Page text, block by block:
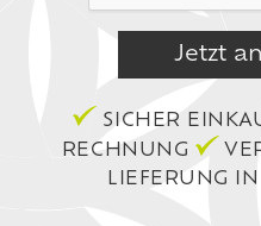
SICHER
RECHNUNG
LIEFERUNG